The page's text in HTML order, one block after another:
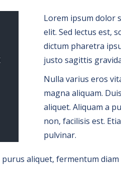
Lorem ipsum dolor
elit. Sed lectus est,
dictum pharetra
justo sagittis
Nulla varius eros
magna aliquam.
aliquet. Aliquam a
non, facilisis est.
pulvinar.
aliquet, fermentum